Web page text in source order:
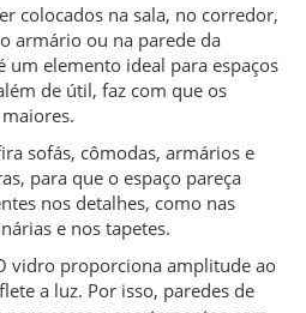
colocados na sala, no corredor,
armário ou na parede da
um elemento ideal para espaços
de útil, faz com que os
sofás, cômodas, armários e
para que o espaço pareça
nos detalhes, como nas
e nos tapetes.
vidro proporciona amplitude ao
a luz. Por isso, paredes de